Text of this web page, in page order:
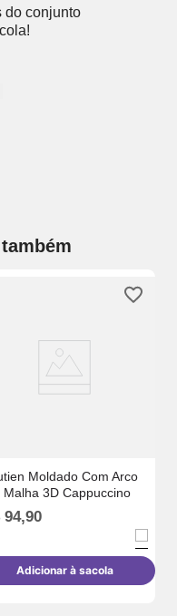
do conjunto
Moldado Com Arco
Malha 3D Cappuccino
94,90
Adicionar à sacola